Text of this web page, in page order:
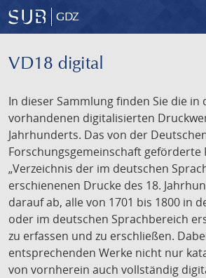
GDZ
VD18 digital
In dieser Sammlung finden Sie die in
vorhandenen digitalisierten
Jahrhunderts. Das von der
Forschungsgemeinschaft geförderte
„Verzeichnis der im deutschen
erschienenen Drucke des 18.
darauf ab, alle von 1701 bis 1800 in
oder im deutschen Sprachbereich
zu erfassen und zu erschließen.
entsprechenden Werke nicht nur
von vornherein auch vollständig